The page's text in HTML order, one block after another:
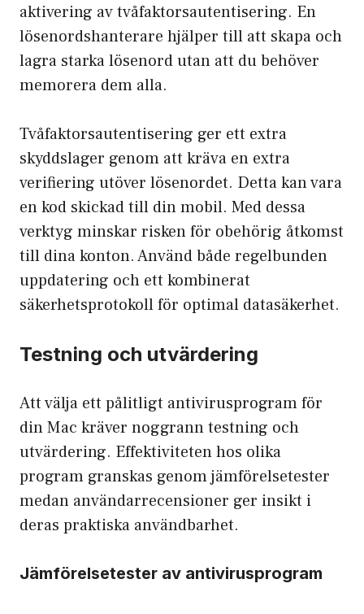
aktivering av tvåfaktorsautentisering. En
lösenordshanterare hjälper till att skapa och
lagra starka lösenord utan att du behöver
memorera dem alla.
Tvåfaktorsautentisering ger ett extra
skyddslager genom att kräva en extra
verifiering utöver lösenordet. Detta kan vara
en kod skickad till din mobil. Med dessa
verktyg minskar risken för obehörig åtkomst
till dina konton. Använd både regelbunden
uppdatering och ett kombinerat
säkerhetsprotokoll för optimal datasäkerhet.
Testning och utvärdering
Att välja ett pålitligt antivirusprogram för
din Mac kräver noggrann testning och
utvärdering. Effektiviteten hos olika
program granskas genom jämförelsetester
medan användarrecensioner ger insikt i
deras praktiska användbarhet.
Jämförelsetester av antivirusprogram